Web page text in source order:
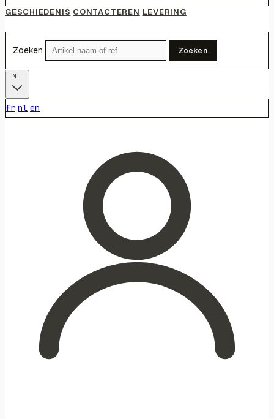
GESCHIEDENIS CONTACTEREN LEVERING
Zoeken Zoeken
fr nl en